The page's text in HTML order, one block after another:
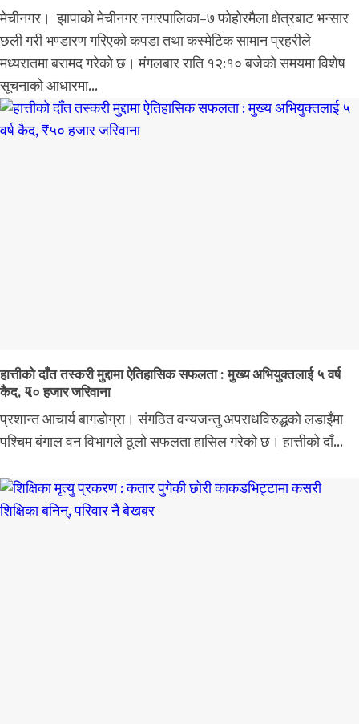
मेचीनगर। झापाको मेचीनगर नगरपालिका–७ फोहोरमैला क्षेत्रबाट भन्सार
छली गरी भण्डारण गरिएको कपडा तथा कस्मेटिक सामान प्रहरीले
मध्यरातमा बरामद गरेको छ। मंगलबार राति १२:१० बजेको समयमा विशेष
सूचनाको आधारमा...
हात्तीको दाँत तस्करी मुद्दामा ऐतिहासिक सफलता : मुख्य अभियुक्तलाई ५ वर्ष
कैद, ₹५० हजार जरिवाना
प्रशान्त आचार्य बागडोग्रा। संगठित वन्यजन्तु अपराधविरुद्धको लडाइँमा
पश्चिम बंगाल वन विभागले ठूलो सफलता हासिल गरेको छ। हात्तीको दाँ...